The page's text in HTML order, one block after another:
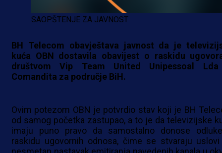
SAOPŠTENJE ZA JAVNOST
BH Telecom obavještava javnost da je
kuća OBN dostavila obavijest o raskidu
društvom Vip Team United Unipessoal
Comandita za područje BiH.
Ovim potezom OBN je potvrdio stav koji je BH
od samog početka zastupao, a to je da televizijske
imaju puno pravo da samostalno donose
raskidu ugovornih odnosa, čime se stvaraju